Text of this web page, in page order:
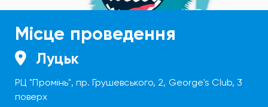
Місце проведення
Луцьк
РЦ "Промінь", пр. Грушевського, 2, George's Club, 3
поверх